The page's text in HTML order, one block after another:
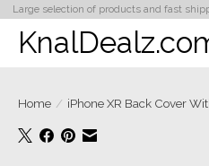
Large selection of products and fast
Home / iPhone XR Back Cover